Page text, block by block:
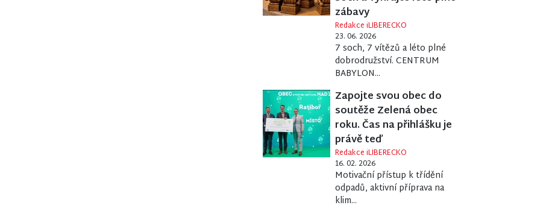
zábavy
Redakce iLIBERECKO
23. 06. 2026
7 soch, 7 vítězů a léto plné
dobrodružství. CENTRUM
BABYLON...
Zapojte svou obec do
soutěže Zelená obec
roku. Čas na přihlášku je
právě teď
Redakce iLIBERECKO
16. 02. 2026
Motivační přístup k třídění
odpadů, aktivní příprava na
klim...